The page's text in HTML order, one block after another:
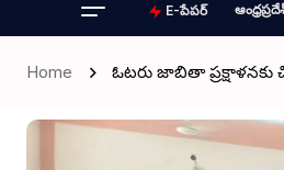
E-పేపర్
Home ఓటరు జాబితా ప్రక్షాళనకు